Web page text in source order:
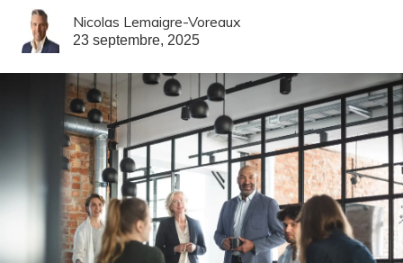
Nicolas Lemaigre-Voreaux
23 septembre, 2025